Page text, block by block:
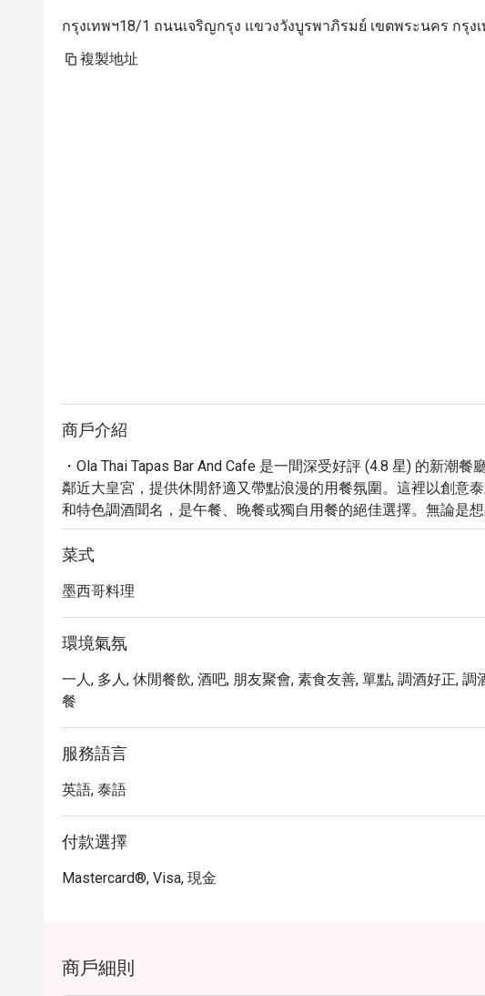
กรุงเทพฯ18/1 ถนนเจริญกรุง แขวงวังบูรพาภิรมย์ เขตพระนคร กรุง
複製地址
商戶介紹
・Ola Thai Tapas Bar And Cafe 是一間深受好評 (4.8 星) 的新潮餐
鄰近大皇宮，提供休閒舒適又帶點浪漫的用餐氛圍。這裡以創意
和特色調酒聞名，是午餐、晚餐或獨自用餐的絕佳選擇。無論是
餅，還是享受一杯精選咖啡或宵夜美酒，都能在多元菜單中找到
・立即透過 Eatigo 預訂 Ola Thai Tapas Bar And Cafe，體驗結合
菜式
墨西哥料理
環境氣氛
一人, 多人, 休閒餐飲, 酒吧, 朋友聚會, 素食友善, 單點, 調酒好正, 調
餐
服務語言
英語, 泰語
付款選擇
Mastercard®, Visa, 現金
商戶細則